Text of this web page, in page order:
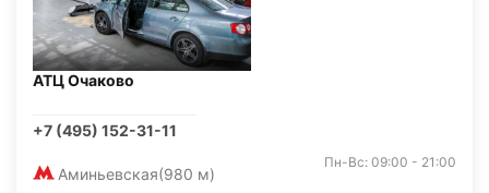
АТЦ Очаково
+7 (495) 152-31-11
Аминьевская(980 м)
Пн-Вс: 09:00 - 21:00